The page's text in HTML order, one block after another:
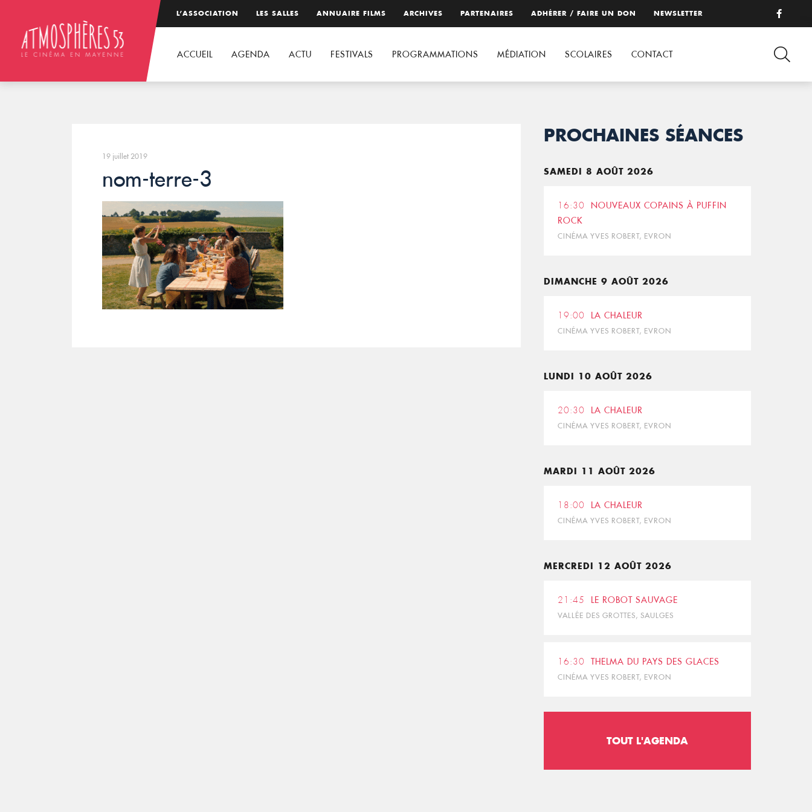
L’ASSOCIATION LES SALLES ANNUAIRE FILMS ARCHIVES PARTENAIRES ADHÉRER / FAIRE UN DON NEWSLETTER
ACCUEIL AGENDA ACTU FESTIVALS PROGRAMMATIONS MÉDIATION SCOLAIRES CONTACT
19 juillet 2019
nom-terre-3
PROCHAINES SÉANCES
SAMEDI 8 AOÛT 2026
16:30
NOUVEAUX COPAINS À PUFFIN
ROCK
CINÉMA YVES ROBERT, EVRON
DIMANCHE 9 AOÛT 2026
19:00 LA CHALEUR
CINÉMA YVES ROBERT, EVRON
LUNDI 10 AOÛT 2026
20:30 LA CHALEUR
CINÉMA YVES ROBERT, EVRON
MARDI 11 AOÛT 2026
18:00 LA CHALEUR
CINÉMA YVES ROBERT, EVRON
MERCREDI 12 AOÛT 2026
21:45 LE ROBOT SAUVAGE
VALLÉE DES GROTTES, SAULGES
16:30 THELMA DU PAYS DES GLACES
CINÉMA YVES ROBERT, EVRON
TOUT L'AGENDA